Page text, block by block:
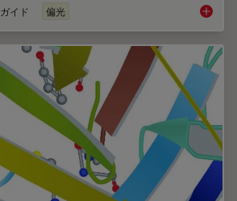
ガイド 偏光 A